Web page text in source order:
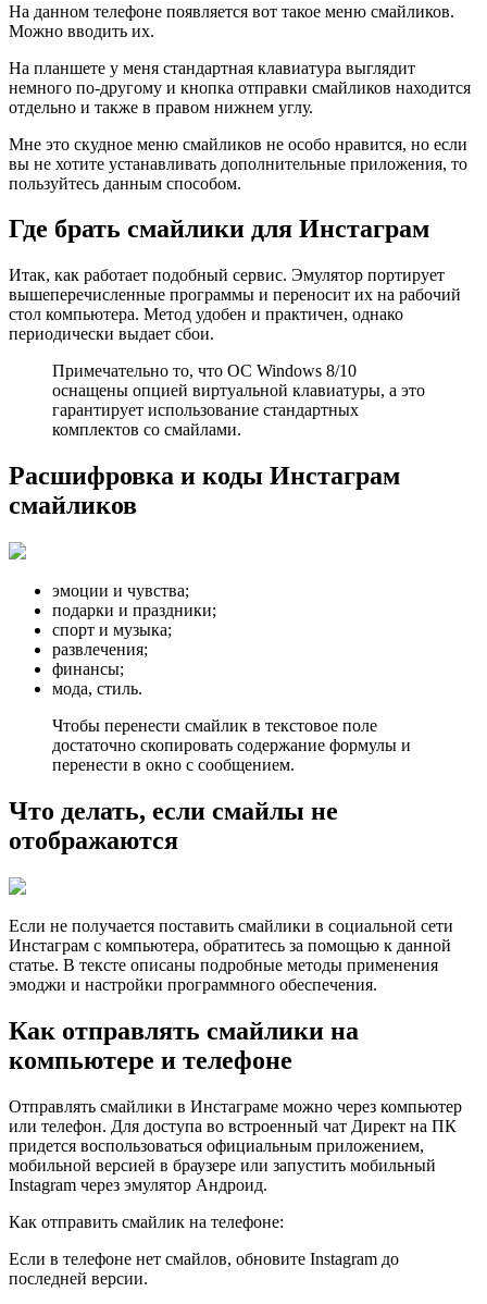
На данном телефоне появляется вот такое меню смайликов.
Можно вводить их.
На планшете у меня стандартная клавиатура выглядит
немного по-другому и кнопка отправки смайликов находится
отдельно и также в правом нижнем углу.
Мне это скудное меню смайликов не особо нравится, но если
вы не хотите устанавливать дополнительные приложения, то
пользуйтесь данным способом.
Где брать смайлики для Инстаграм
Итак, как работает подобный сервис. Эмулятор портирует
вышеперечисленные программы и переносит их на рабочий
стол компьютера. Метод удобен и практичен, однако
периодически выдает сбои.
Примечательно то, что ОС Windows 8/10
оснащены опцией виртуальной клавиатуры, а это
гарантирует использование стандартных
комплектов со смайлами.
Расшифровка и коды Инстаграм
смайликов
эмоции и чувства;
подарки и праздники;
спорт и музыка;
развлечения;
финансы;
мода, стиль.
Чтобы перенести смайлик в текстовое поле
достаточно скопировать содержание формулы и
перенести в окно с сообщением.
Что делать, если смайлы не
отображаются
Если не получается поставить смайлики в социальной сети
Инстаграм с компьютера, обратитесь за помощью к данной
статье. В тексте описаны подробные методы применения
эмоджи и настройки программного обеспечения.
Как отправлять смайлики на
компьютере и телефоне
Отправлять смайлики в Инстаграме можно через компьютер
или телефон. Для доступа во встроенный чат Директ на ПК
придется воспользоваться официальным приложением,
мобильной версией в браузере или запустить мобильный
Instagram через эмулятор Андроид.
Как отправить смайлик на телефоне:
Если в телефоне нет смайлов, обновите Instagram до
последней версии.